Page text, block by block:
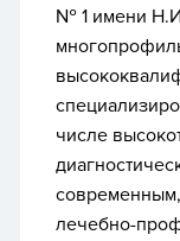
№ 1 имени
числе
лечебно-